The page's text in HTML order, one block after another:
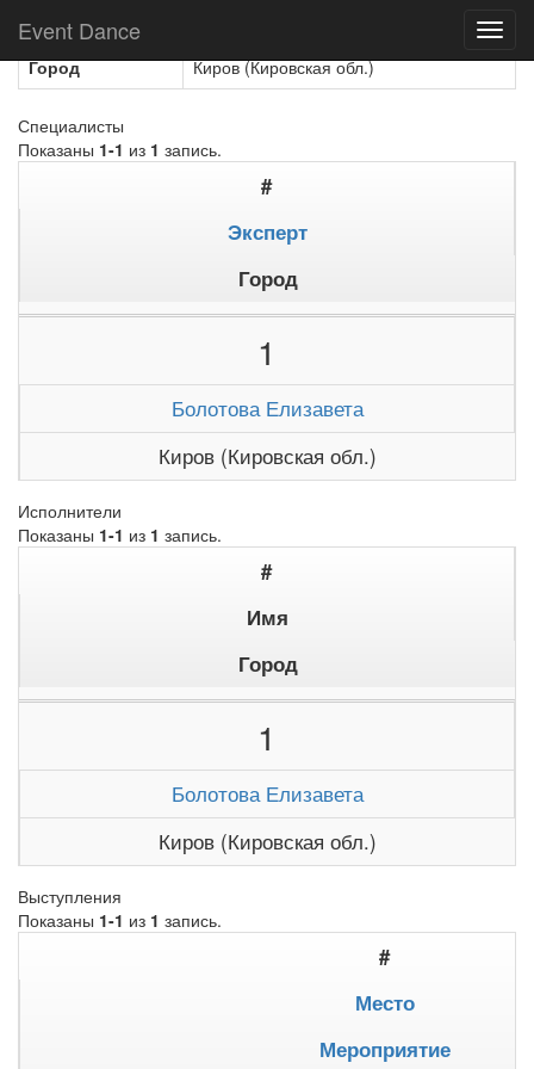
Event Dance
Название
Город
Киров (Кировская обл.)
Специалисты
Показаны 1-1 из 1 запись.
#
Эксперт
Город
1
Болотова Елизавета
Киров (Кировская обл.)
Исполнители
Показаны 1-1 из 1 запись.
#
Имя
Город
1
Болотова Елизавета
Киров (Кировская обл.)
Выступления
Показаны 1-1 из 1 запись.
#
Место
Мероприятие